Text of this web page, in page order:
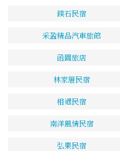
鏷石民宿
采盈精品汽車旅館
函園旅店
林家厝民宿
相遇民宿
南洋風情民宿
弘果民宿